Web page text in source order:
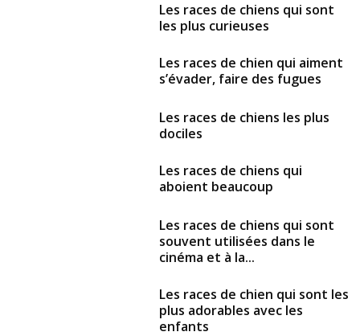
Les races de chiens qui sont
les plus curieuses
Les races de chien qui aiment
s’évader, faire des fugues
Les races de chiens les plus
dociles
Les races de chiens qui
aboient beaucoup
Les races de chiens qui sont
souvent utilisées dans le
cinéma et à la...
Les races de chien qui sont les
plus adorables avec les
enfants